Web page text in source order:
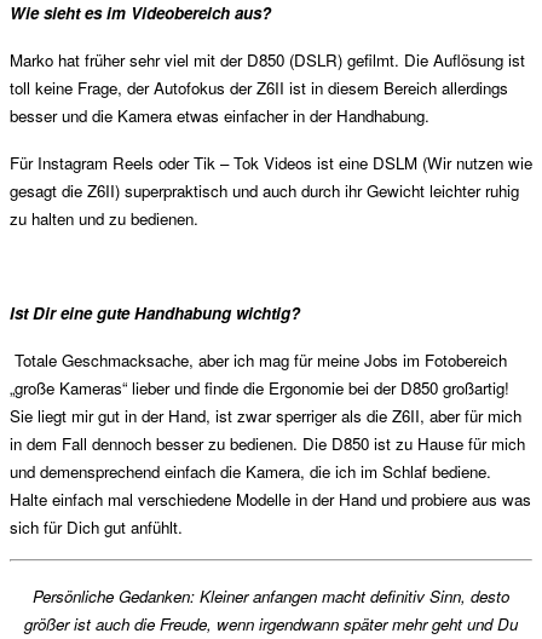
Wie sieht es im Videobereich aus?
Marko hat früher sehr viel mit der D850 (DSLR) gefilmt. Die Auflösung ist
toll keine Frage, der Autofokus der Z6II ist in diesem Bereich allerdings
besser und die Kamera etwas einfacher in der Handhabung.
Für Instagram Reels oder Tik – Tok Videos ist eine DSLM (Wir nutzen wie
gesagt die Z6II) superpraktisch und auch durch ihr Gewicht leichter ruhig
zu halten und zu bedienen.
Ist Dir eine gute Handhabung wichtig?
Totale Geschmacksache, aber ich mag für meine Jobs im Fotobereich
„große Kameras“ lieber und finde die Ergonomie bei der D850 großartig!
Sie liegt mir gut in der Hand, ist zwar sperriger als die Z6II, aber für mich
in dem Fall dennoch besser zu bedienen. Die D850 ist zu Hause für mich
und demensprechend einfach die Kamera, die ich im Schlaf bediene.
Halte einfach mal verschiedene Modelle in der Hand und probiere aus was
sich für Dich gut anfühlt.
Persönliche Gedanken: Kleiner anfangen macht definitiv Sinn, desto
größer ist auch die Freude, wenn irgendwann später mehr geht und Du